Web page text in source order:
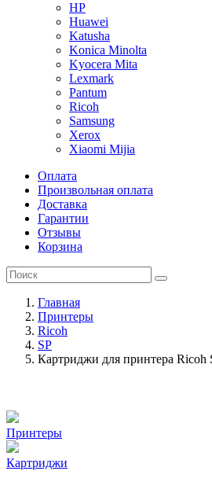
HP
Huawei
Katusha
Konica Minolta
Kyocera Mita
Lexmark
Pantum
Ricoh
Samsung
Xerox
Xiaomi Mijia
Оплата
Произвольная оплата
Доставка
Гарантии
Отзывы
Корзина
Главная
Принтеры
Ricoh
SP
Картриджи для принтера Ricoh
Принтеры
Картриджи